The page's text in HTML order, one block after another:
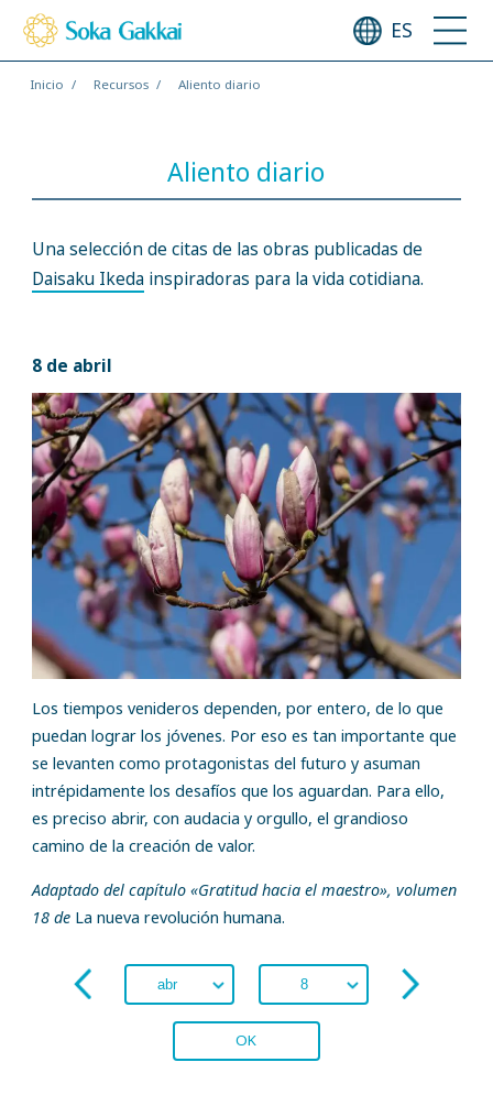
ES
Inicio Recursos Aliento diario
Aliento diario
Una selección de citas de las obras publicadas de
Daisaku Ikedainspiradoras para la vida cotidiana.
8 de abril
Los tiempos venideros dependen, por entero, de lo que
puedan lograr los jóvenes. Por eso es tan importante que
se levanten como protagonistas del futuro y asuman
intrépidamente los desafíos que los aguardan. Para ello,
es preciso abrir, con audacia y orgullo, el grandioso
camino de la creación de valor.
Adaptado del capítulo «Gratitud hacia el maestro», volumen
18 deLa nueva revolución humana.
OK